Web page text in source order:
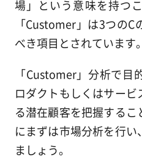
場」という意味を持つ
「Customer」は3つの
べき項目とされています。
「Customer」分析で
ロダクトもしくはサー
る潜在顧客を把握する
にまずは市場分析を行
ましょう。